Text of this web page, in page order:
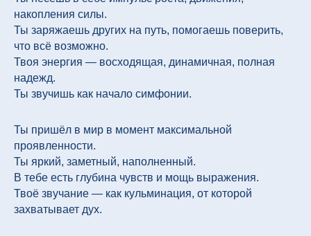
накопления силы.
Ты заряжаешь других на путь, помогаешь поверить,
что всё возможно.
Твоя энергия — восходящая, динамичная, полная
надежд.
Ты звучишь как начало симфонии.
Ты пришёл в мир в момент максимальной
проявленности.
Ты яркий, заметный, наполненный.
В тебе есть глубина чувств и мощь выражения.
Твоё звучание — как кульминация, от которой
захватывает дух.